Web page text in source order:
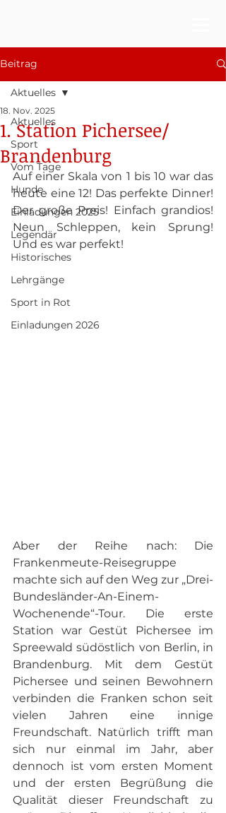
Beitrag
Aktuelles
Sport
Vom Tage
Hunde
Einladungen 2025
Legendär
Historisches
Lehrgänge
Sport in Rot
Einladungen 2026
Aktuelles
1. Station Pichersee/
Brandenburg
18. Nov. 2025
Auf einer Skala von 1 bis 10 war das
heute eine 12! Das perfekte Dinner!
Der große Preis! Einfach grandios!
Neun Schleppen, kein Sprung!
Und es war perfekt!
Aber der Reihe nach: Die
Frankenmeute-Reisegruppe
machte sich auf den Weg zur „Drei-
Bundesländer-An-Einem-
Wochenende“-Tour. Die erste
Station war Gestüt Pichersee im
Spreewald südöstlich von Berlin, in
Brandenburg. Mit dem Gestüt
Pichersee und seinen Bewohnern
verbinden die Franken schon seit
vielen Jahren eine innige
Freundschaft. Natürlich trifft man
sich nur einmal im Jahr, aber
dennoch ist vom ersten Moment
und der ersten Begrüßung die
Qualität dieser Freundschaft zu